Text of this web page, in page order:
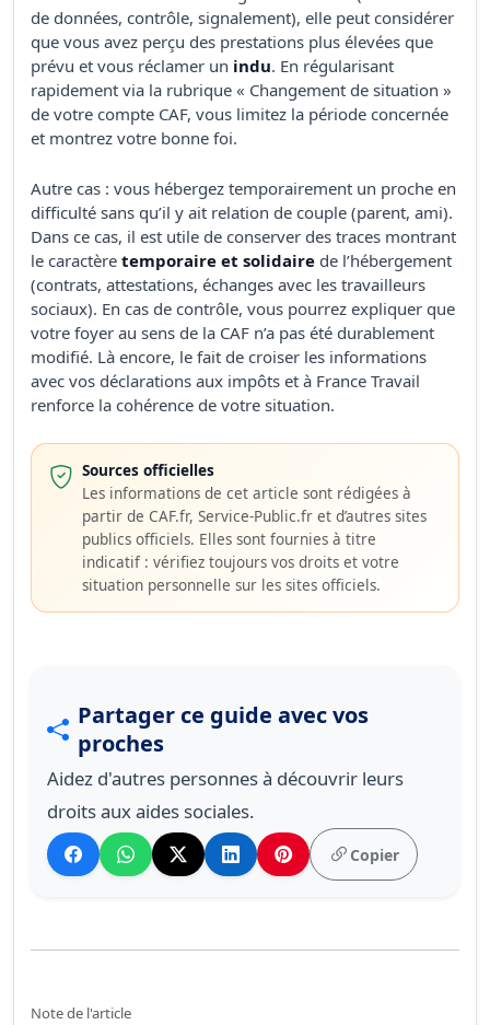
de données, contrôle, signalement), elle peut considérer
que vous avez perçu des prestations plus élevées que
prévu et vous réclamer un indu. En régularisant
rapidement via la rubrique « Changement de situation »
de votre compte CAF, vous limitez la période concernée
et montrez votre bonne foi.
Autre cas : vous hébergez temporairement un proche en
difficulté sans qu’il y ait relation de couple (parent, ami).
Dans ce cas, il est utile de conserver des traces montrant
le caractère temporaire et solidaire de l’hébergement
(contrats, attestations, échanges avec les travailleurs
sociaux). En cas de contrôle, vous pourrez expliquer que
votre foyer au sens de la CAF n’a pas été durablement
modifié. Là encore, le fait de croiser les informations
avec vos déclarations aux impôts et à France Travail
renforce la cohérence de votre situation.
Sources officielles
Les informations de cet article sont rédigées à
partir de CAF.fr, Service-Public.fr et d’autres sites
publics officiels. Elles sont fournies à titre
indicatif : vérifiez toujours vos droits et votre
situation personnelle sur les sites officiels.
Partager ce guide avec vos
proches
Aidez d'autres personnes à découvrir leurs
droits aux aides sociales.
Copier
Note de l'article